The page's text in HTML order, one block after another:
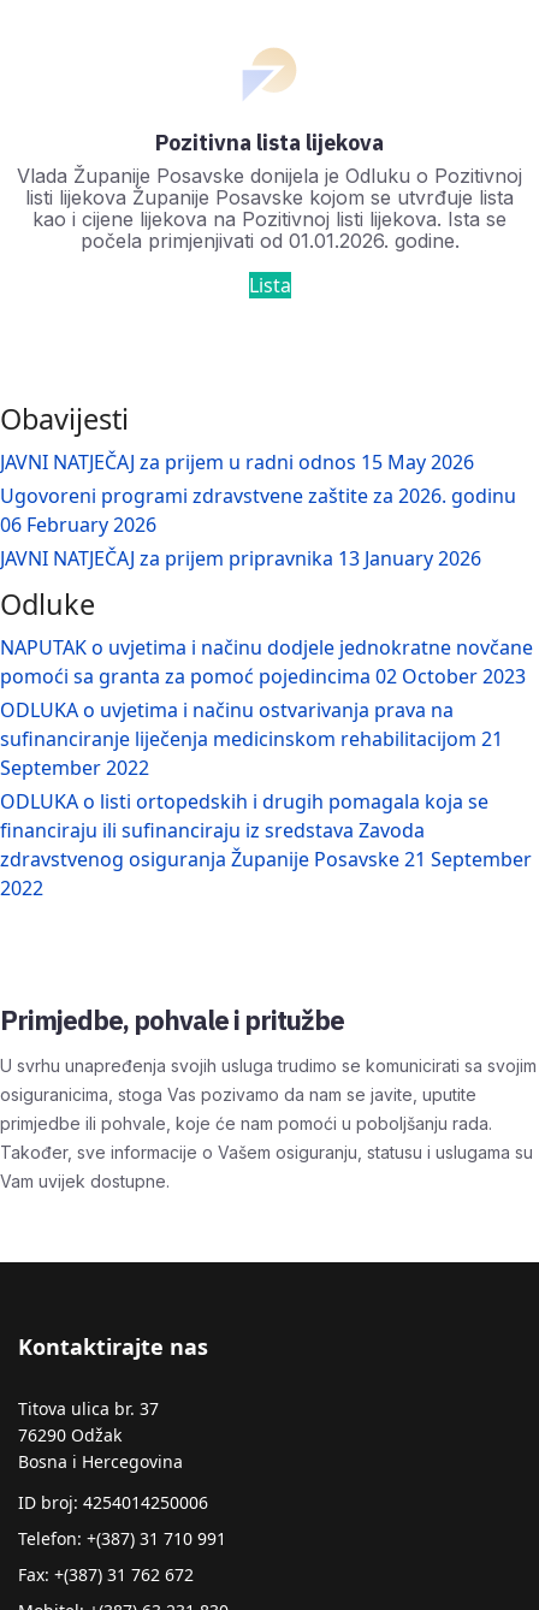
Pozitivna lista lijekova
Vlada Županije Posavske donijela je Odluku o Pozitivnoj
listi lijekova Županije Posavske kojom se utvrđuje lista
kao i cijene lijekova na Pozitivnoj listi lijekova. Ista se
počela primjenjivati od 01.01.2026. godine.
Lista
Obavijesti
JAVNI NATJEČAJ za prijem u radni odnos 15 May 2026
Ugovoreni programi zdravstvene zaštite za 2026. godinu
06 February 2026
JAVNI NATJEČAJ za prijem pripravnika 13 January 2026
Odluke
NAPUTAK o uvjetima i načinu dodjele jednokratne novčane
pomoći sa granta za pomoć pojedincima 02 October 2023
ODLUKA o uvjetima i načinu ostvarivanja prava na
sufinanciranje liječenja medicinskom rehabilitacijom 21
September 2022
ODLUKA o listi ortopedskih i drugih pomagala koja se
financiraju ili sufinanciraju iz sredstava Zavoda
zdravstvenog osiguranja Županije Posavske21 September
2022
Primjedbe, pohvale i pritužbe
U svrhu unapređenja svojih usluga trudimo se komunicirati sa svojim
osiguranicima, stoga Vas pozivamo da nam se javite, uputite
primjedbe ili pohvale, koje će nam pomoći u poboljšanju rada.
Također, sve informacije o Vašem osiguranju, statusu i uslugama su
Vam uvijek dostupne.
Kontaktirajte nas
Titova ulica br. 37
76290 Odžak
Bosna i Hercegovina
ID broj: 4254014250006
Telefon: +(387) 31 710 991
Fax: +(387) 31 762 672